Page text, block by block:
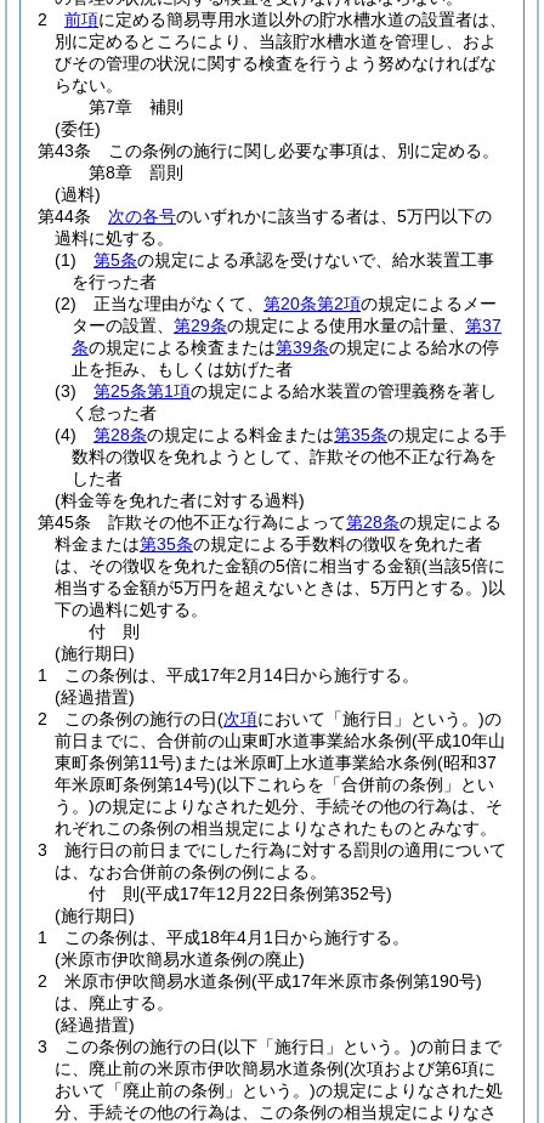
2
前項に定める簡易専用水道以外の貯水槽水道の設置者は、
別に定めるところにより、当該貯水槽水道を管理し、およ
びその管理の状況に関する検査を行うよう努めなければな
らない。
第7章
補則
(委任)
第43条
この条例の施行に関し必要な事項は、別に定める。
第8章
罰則
(過料)
第44条
次の各号のいずれかに該当する者は、5万円以下の
過料に処する。
(1)
第5条の規定による承認を受けないで、給水装置工事
を行った者
(2)
正当な理由がなくて、 第20条第2項の規定によるメー
ターの設置、 第29条の規定による使用水量の計量、 第37
条の規定による検査または第39条の規定による給水の停
止を拒み、もしくは妨げた者
(3)
第25条第1項の規定による給水装置の管理義務を著し
く怠った者
(4)
第28条の規定による料金または第35条の規定による手
数料の徴収を免れようとして、詐欺その他不正な行為を
した者
(料金等を免れた者に対する過料)
第45条
詐欺その他不正な行為によって第28条の規定による
料金または第35条の規定による手数料の徴収を免れた者
は、その徴収を免れた金額の5倍に相当する金額(当該5倍に
相当する金額が5万円を超えないときは、5万円とする。)以
下の過料に処する。
付 則
(施行期日)
1
この条例は、平成17年2月14日から施行する。
(経過措置)
2
この条例の施行の日(次項において「施行日」という。)の
前日までに、合併前の山東町水道事業給水条例(平成10年山
東町条例第11号) または米原町上水道事業給水条例(昭和37
年米原町条例第14号)(以下これらを「合併前の条例」とい
う。)の規定によりなされた処分、手続その他の行為は、そ
れぞれこの条例の相当規定によりなされたものとみなす。
3
施行日の前日までにした行為に対する罰則の適用について
は、なお合併前の条例の例による。
付 則(平成17年12月22日条例第352号)
(施行期日)
1
この条例は、平成18年4月1日から施行する。
(米原市伊吹簡易水道条例の廃止)
2
米原市伊吹簡易水道条例(平成17年米原市条例第190号)
は、廃止する。
(経過措置)
3
この条例の施行の日(以下「施行日」という。)の前日まで
に、廃止前の米原市伊吹簡易水道条例(次項および第6項に
おいて「廃止前の条例」という。)の規定によりなされた処
分、手続その他の行為は、この条例の相当規定によりなさ